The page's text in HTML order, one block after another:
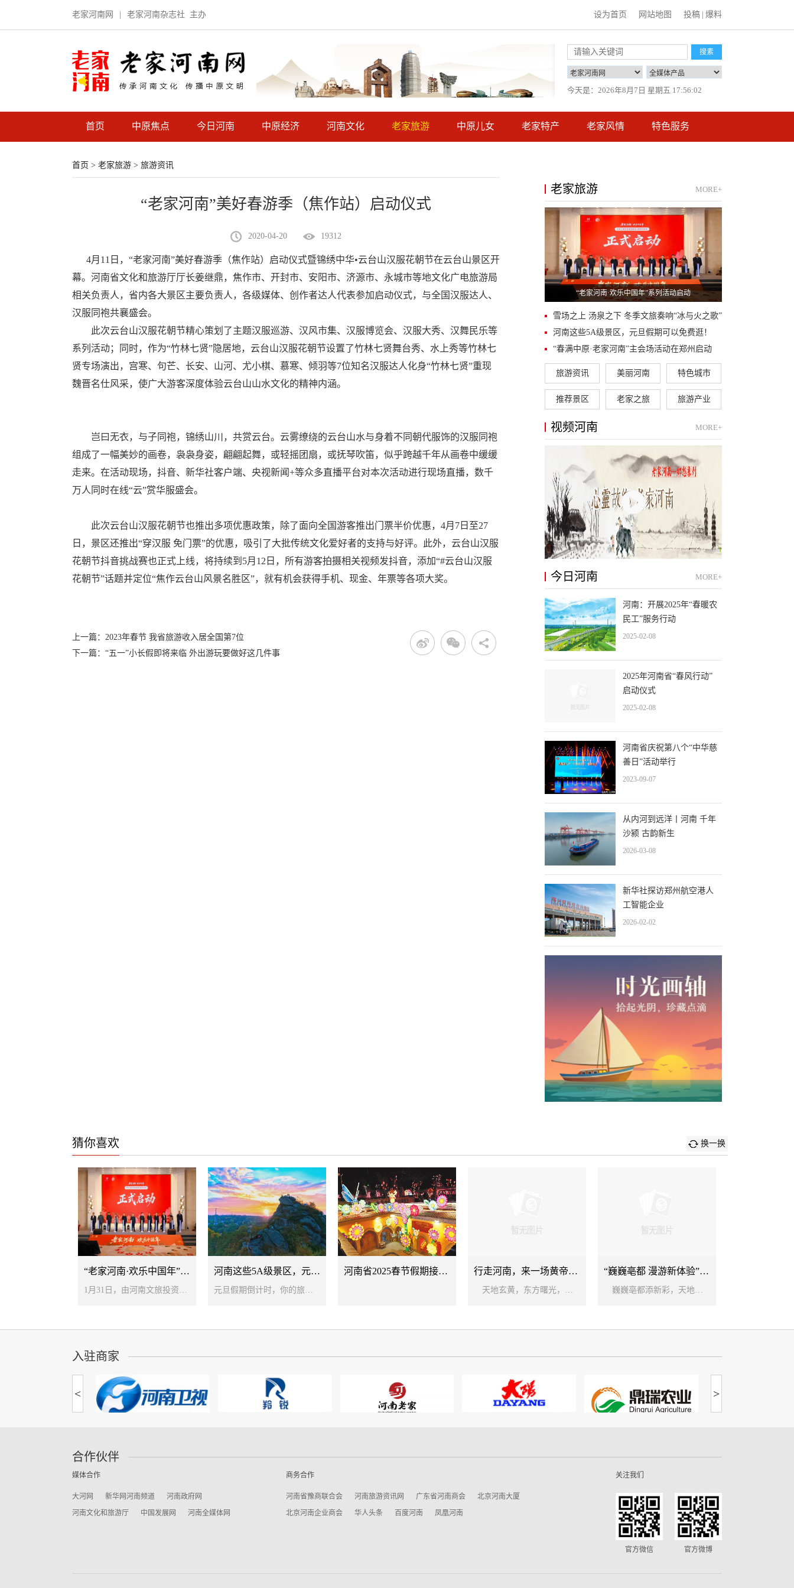
老家河南网 老家河南杂志社 主办 设为首页 网站地图 投稿 爆料
搜素
今天是： 2026年8月7日 星期五 17:56:03
首页 中原焦点 今日河南 中原经济 河南文化 老家旅游 中原儿女 老家特产 老家风情 特色服务
首页 > 老家旅游 > 旅游资讯
“老家河南”美好春游季（焦作站）启动仪式
2020-04-20 19312
4月11日，“老家河南”美好春游季（焦作站）启动仪式暨锦绣中华•云台山汉服花朝节在云台山景区开
幕。河南省文化和旅游厅厅长姜继鼎，焦作市、开封市、安阳市、济源市、永城市等地文化广电旅游局
相关负责人，省内各大景区主要负责人，各级媒体、创作者达人代表参加启动仪式，与全国汉服达人、
汉服同袍共襄盛会。
此次云台山汉服花朝节精心策划了主题汉服巡游、汉风市集、汉服博览会、汉服大秀、汉舞民乐等
系列活动；同时，作为“竹林七贤”隐居地，云台山汉服花朝节设置了竹林七贤舞台秀、水上秀等竹林七
贤专场演出，宫寒、句芒、长安、山河、尤小棋、慕寒、倾羽等7位知名汉服达人化身“竹林七贤”重现
魏晋名仕风采，使广大游客深度体验云台山山水文化的精神内涵。
岂曰无衣，与子同袍，锦绣山川，共赏云台。云雾缭绕的云台山水与身着不同朝代服饰的汉服同袍
组成了一幅美妙的画卷，袅袅身姿，翩翩起舞，或轻摇团扇，或抚琴吹笛，似乎跨越千年从画卷中缓缓
走来。在活动现场，抖音、新华社客户端、央视新闻+等众多直播平台对本次活动进行现场直播，数千
万人同时在线“云”赏华服盛会。
此次云台山汉服花朝节也推出多项优惠政策，除了面向全国游客推出门票半价优惠，4月7日至27
日，景区还推出“穿汉服 免门票”的优惠，吸引了大批传统文化爱好者的支持与好评。此外，云台山汉服
花朝节抖音挑战赛也正式上线，将持续到5月12日，所有游客拍摄相关视频发抖音，添加“#云台山汉服
花朝节”话题并定位“焦作云台山风景名胜区”，就有机会获得手机、现金、年票等各项大奖。
上一篇：2023年春节 我省旅游收入居全国第7位
下一篇：“五一”小长假即将来临 外出游玩要做好这几件事
老家旅游 MORE+
“老家河南·欢乐中国年”系列活动启动
雪场之上 汤泉之下 冬季文旅奏响“冰与火之歌”
河南这些5A级景区，元旦假期可以免费逛！
“春满中原·老家河南”主会场活动在郑州启动
旅游资讯 美丽河南 特色城市
推荐景区 老家之旅 旅游产业
视频河南 MORE+
今日河南 MORE+
河南：开展2025年“春暖农
民工”服务行动
2025-02-08
2025年河南省“春风行动”
启动仪式
2025-02-08
河南省庆祝第八个“中华慈
善日”活动举行
2023-09-07
从内河到远洋丨河南 千年
沙颍 古韵新生
2026-03-08
新华社探访郑州航空港人
工智能企业
2026-02-02
猜你喜欢 换一换
“老家河南·欢乐中国年”系列活动启动 河南这些5A级景区，元旦假期可以免费逛！ 河南省2025春节假期接待国内游客5117.4万人次 行走河南，来一场黄帝文化探访之旅！ “巍巍亳都 漫游新体验”2024河南国际文化旅游周启动
入驻商家
< >
合作伙伴
媒体合作
大河网 新华网河南频道
河南政府网
河南文化和旅游厅
中国发展网 河南全媒体网
商务合作
河南省豫商联合会 河南旅游资讯网 广东省河南商会
北京河南大厦
北京河南企业商会
华人头条 百度河南 凤凰河南
关注我们
官方微信 官方微博